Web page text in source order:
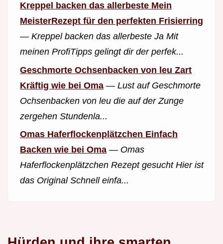
Kreppel backen das allerbeste Mein
MeisterRezept für den perfekten Frisierring
— Kreppel backen das allerbeste Ja Mit
meinen ProfiTipps gelingt dir der perfek...
Geschmorte Ochsenbacken von leu Zart
Kräftig wie bei Oma — Lust auf Geschmorte
Ochsenbacken von leu die auf der Zunge
zergehen Stundenla...
Omas Haferflockenplätzchen Einfach
Backen wie bei Oma — Omas
Haferflockenplätzchen Rezept gesucht Hier ist
das Original Schnell einfa...